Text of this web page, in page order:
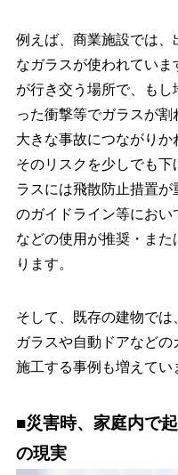
例えば、商業施設では、
なガラスが使われていま
が行き交う場所で、も
った衝撃等でガラスが割
大きな事故につながりか
そのリスクを少しでも
ラスには飛散防止措置
のガイドライン等におい
などの使用が推奨・ま
ります。
そして、既存の建物で
ガラスや自動ドアなど
施工する事例も増えてい
■災害時、家庭内で
の現実